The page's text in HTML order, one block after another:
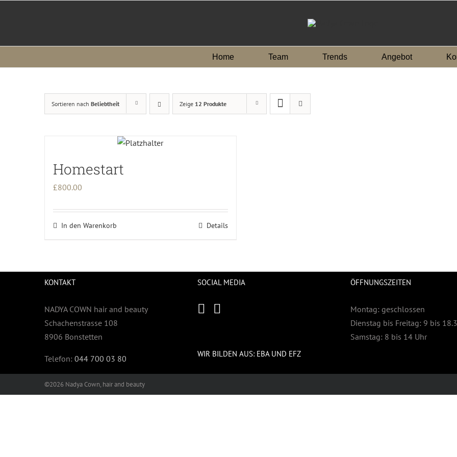
Home Team Trends Angebot
Sortieren nach Beliebtheit Zeige 12 Produkte
Homestart
£800.00
In den Warenkorb Details
KONTAKT
NADYA COWN hair and beauty
Schachenstrasse 108
8906 Bonstetten
Telefon: 044 700 03 80
SOCIAL MEDIA
WIR BILDEN AUS: EBA UND EFZ
ÖFFNUNGSZEITEN
Montag: geschlossen
Dienstag bis Freitag: 9 bis
Samstag: 8 bis 14 Uhr
©2026 Nadya Cown, hair and beauty